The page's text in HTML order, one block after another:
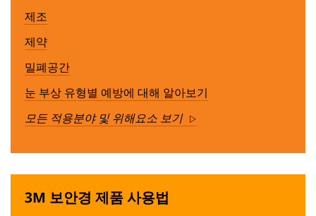
제조
제약
밀폐공간
눈 부상 유형별 예방에 대해 알아보기
모든 적용분야 및 위해요소 보기
3M 보안경 제품 사용법